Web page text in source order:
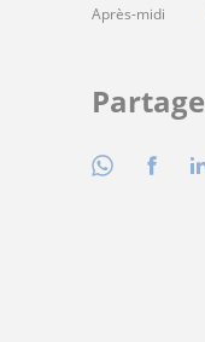
Après-midi